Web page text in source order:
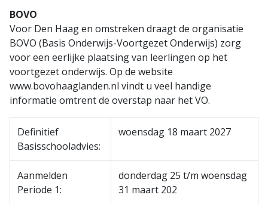
BOVO
Voor Den Haag en omstreken draagt de organisatie
BOVO (Basis Onderwijs-Voortgezet Onderwijs) zorg
voor een eerlijke plaatsing van leerlingen op het
voortgezet onderwijs. Op de website
www.bovohaaglanden.nl vindt u veel handige
informatie omtrent de overstap naar het VO.
Definitief
Basisschooladvies:
woensdag 18 maart 2027
Aanmelden
Periode 1:
donderdag 25 t/m woensdag
31 maart 202